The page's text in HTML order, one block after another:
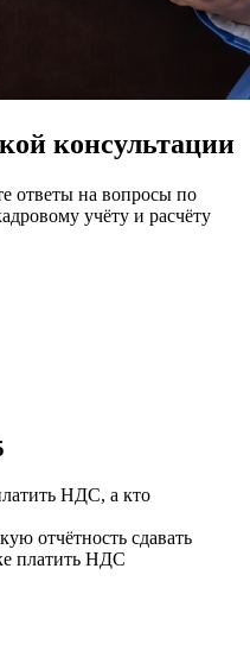
консультации
ответы на вопросы по
учёту и расчёту
НДС, а кто
отчётность сдавать
платить НДС